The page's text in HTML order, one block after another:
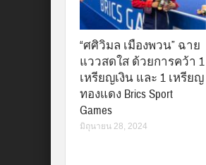
“ศศิวิมล เมืองพวน” ฉาย
แววสดใส ด้วยการคว้า 1
เหรียญเงิน และ 1 เหรียญ
ทองแดง Brics Sport
Games
มิถุนายน 28, 2024